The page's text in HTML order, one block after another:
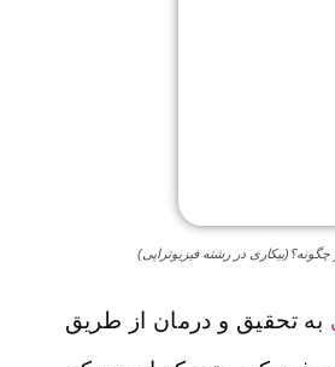
در رشته فیزیوتراپی)
به تحقیق و درمان از طریق